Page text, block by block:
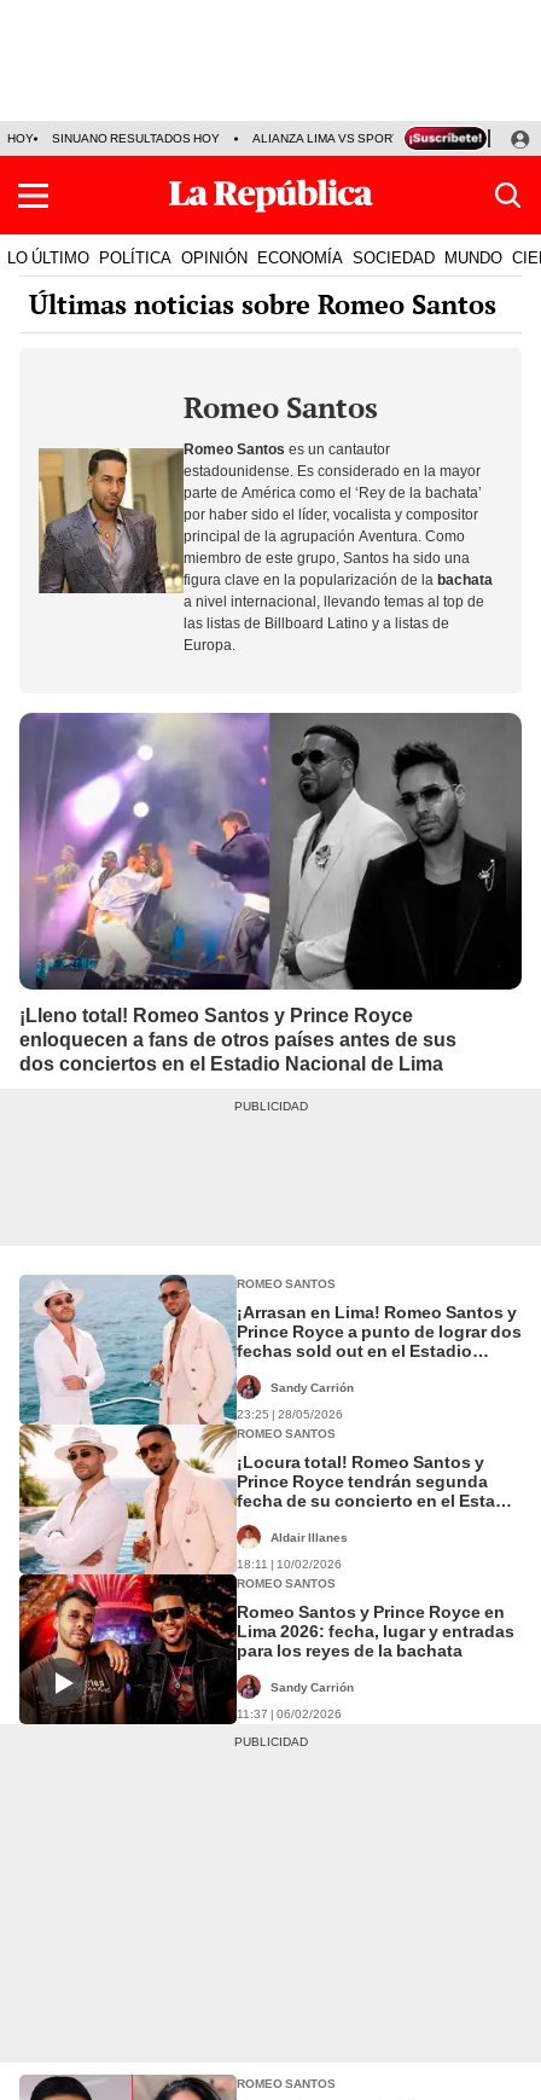
HOY SINUANO RESULTADOS HOY ALIANZA LIMA VS SPORT BOYS JORGE
LO ÚLTIMO POLÍTICA OPINIÓN ECONOMÍA SOCIEDAD MUNDO
Últimas noticias sobre Romeo Santos
Romeo Santos
Romeo Santos es un cantautor
estadounidense. Es considerado en la mayor
parte de América como el ‘Rey de la bachata’
por haber sido el líder, vocalista y compositor
principal de la agrupación Aventura. Como
miembro de este grupo, Santos ha sido una
figura clave en la popularización de la bachata
a nivel internacional, llevando temas al top de
las listas de Billboard Latino y a listas de
Europa.
¡Lleno total! Romeo Santos y Prince Royce
enloquecen a fans de otros países antes de sus
dos conciertos en el Estadio Nacional de Lima
ROMEO SANTOS
¡Arrasan en Lima! Romeo Santos y
Prince Royce a punto de lograr dos
fechas sold out en el Estadio
tercera fecha
Sandy Carrión
23:25 | 28/05/2026
ROMEO SANTOS
¡Locura total! Romeo Santos y
Prince Royce tendrán segunda
fecha de su concierto en el Estadio
Aldair Illanes
18:11 | 10/02/2026
ROMEO SANTOS
Romeo Santos y Prince Royce en
Lima 2026: fecha, lugar y entradas
para los reyes de la bachata
Sandy Carrión
11:37 | 06/02/2026
ROMEO SANTOS